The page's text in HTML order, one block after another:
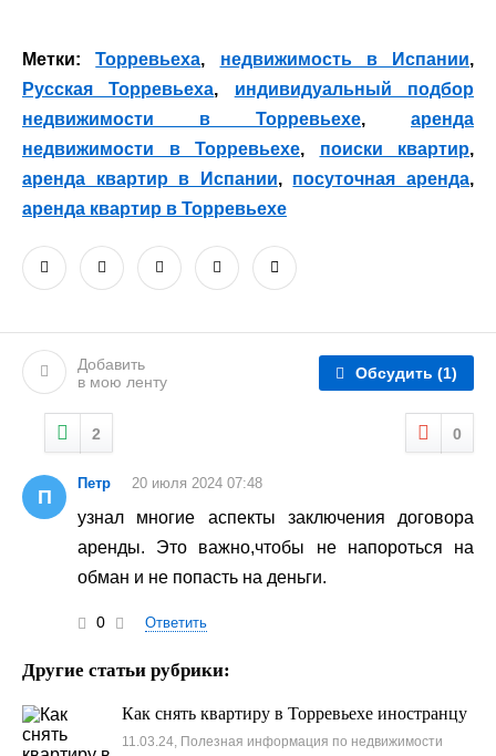
Метки:Торревьеха, недвижимость в Испании,
Русская Торревьеха, индивидуальный подбор
недвижимости в Торревьехе, аренда
недвижимости в Торревьехе, поиски квартир,
аренда квартир в Испании, посуточная аренда,
аренда квартир в Торревьехе
Добавить
в мою ленту
Обсудить (1)
2 0
П
Петр 20 июля 2024 07:48
узнал многие аспекты заключения договора
аренды. Это важно,чтобы не напороться на
обман и не попасть на деньги.
0 Ответить
Другие статьи рубрики:
Как снять квартиру в Торревьехе иностранцу
11.03.24, Полезная информация по недвижимости